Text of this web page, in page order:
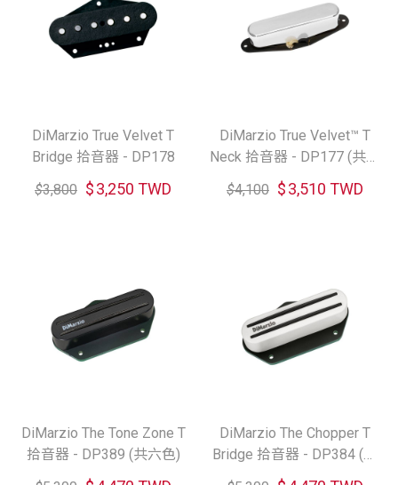
DiMarzio True Velvet T
Bridge 拾音器 - DP178
$3,800 $3,250 TWD
DiMarzio True Velvet™ T
Neck 拾音器 - DP177 (共四
$4,100 $3,510 TWD
DiMarzio The Tone Zone T
拾音器 - DP389 (共六色)
DiMarzio The Chopper T
Bridge 拾音器 - DP384 (共
六色)